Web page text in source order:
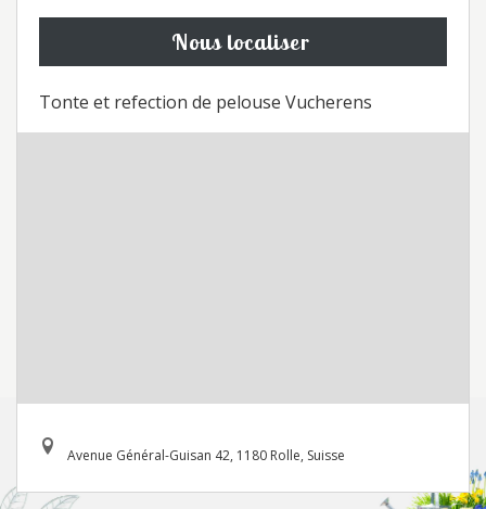
Nous localiser
Tonte et refection de pelouse Vucherens
Avenue Général-Guisan 42, 1180 Rolle, Suisse